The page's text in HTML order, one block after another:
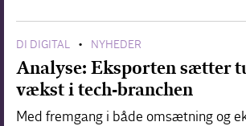
DI DIGITAL • NYHEDER
Analyse: Eksporten sætter
vækst i tech-branchen
Med fremgang i både omsætning og